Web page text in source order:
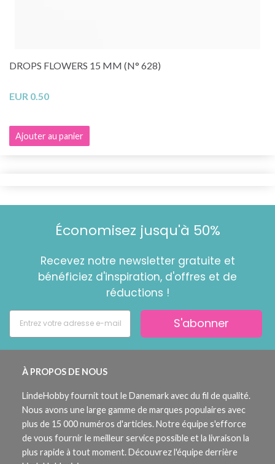
DROPS FLOWERS 15 MM (N° 628)
EUR 0.50
Ajouter au panier
Économisez jusqu'à 50%
Recevez notre newsletter gratuite et
bénéficiez d'inspiration, d'offres et de
réductions !
S'abonner
À PROPOS DE NOUS
LindeHobby fournit tout le Danemark avec du fil de qualité.
Nous avons une large gamme de marques populaires avec
plus de 15 000 numéros d'articles. Notre équipe s'efforce
de vous fournir le meilleur service possible et la livraison la
plus rapide à tout moment. Découvrez l'équipe derrière